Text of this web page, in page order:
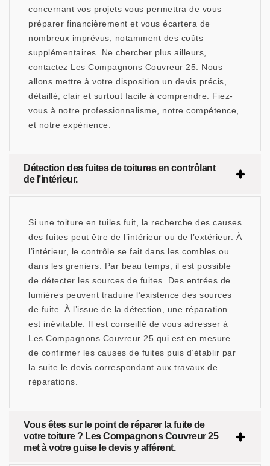
concernant vos projets vous permettra de vous
préparer financièrement et vous écartera de
nombreux imprévus, notamment des coûts
supplémentaires. Ne chercher plus ailleurs,
contactez Les Compagnons Couvreur 25. Nous
allons mettre à votre disposition un devis précis,
détaillé, clair et surtout facile à comprendre. Fiez-
vous à notre professionnalisme, notre compétence,
et notre expérience.
Détection des fuites de toitures en contrôlant
de l’intérieur.
Si une toiture en tuiles fuit, la recherche des causes
des fuites peut être de l’intérieur ou de l’extérieur. À
l’intérieur, le contrôle se fait dans les combles ou
dans les greniers. Par beau temps, il est possible
de détecter les sources de fuites. Des entrées de
lumières peuvent traduire l’existence des sources
de fuite. À l’issue de la détection, une réparation
est inévitable. Il est conseillé de vous adresser à
Les Compagnons Couvreur 25 qui est en mesure
de confirmer les causes de fuites puis d’établir par
la suite le devis correspondant aux travaux de
réparations.
Vous êtes sur le point de réparer la fuite de
votre toiture ? Les Compagnons Couvreur 25
met à votre guise le devis y afférent.